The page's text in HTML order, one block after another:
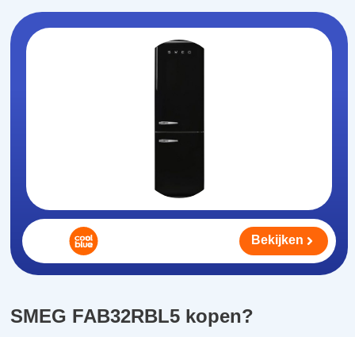
SMEG FAB32RBL5 kopen?
Bekijken